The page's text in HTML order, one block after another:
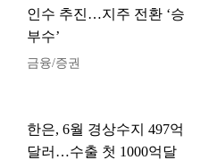
인수 추진…지주 전환 ‘승
부수’
금융/증권
한은, 6월 경상수지 497억
달러…수출 첫 1000억달